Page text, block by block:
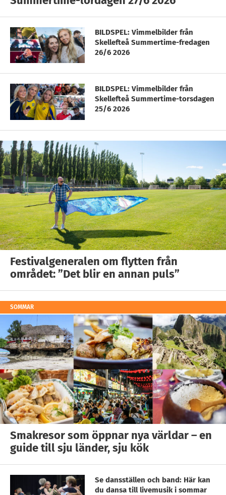
BILDSPEL: Vimmelbilder från
Skellefteå Summertime-fredagen
26/6 2026
BILDSPEL: Vimmelbilder från
Skellefteå Summertime-torsdagen
25/6 2026
Festivalgeneralen om flytten från
området: ”Det blir en annan puls”
SOMMAR
Smakresor som öppnar nya världar – en
guide till sju länder, sju kök
Se dansställen och band: Här kan
du dansa till livemusik i sommar